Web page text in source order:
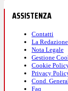
ASSISTENZA
Contatti
La Redazione
Nota Legale
Gestione
Cookie
Privacy
Cond.
Faq